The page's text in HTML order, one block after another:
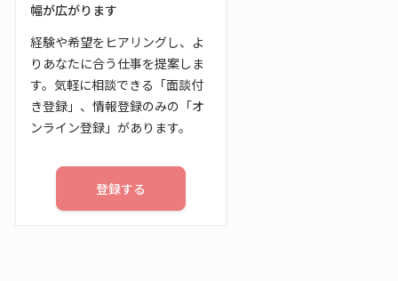
幅が広がります
経験や希望をヒアリングし、よ
りあなたに合う仕事を提案しま
す。気軽に相談できる「面談付
き登録」、情報登録のみの「オ
ンライン登録」があります。
登録する